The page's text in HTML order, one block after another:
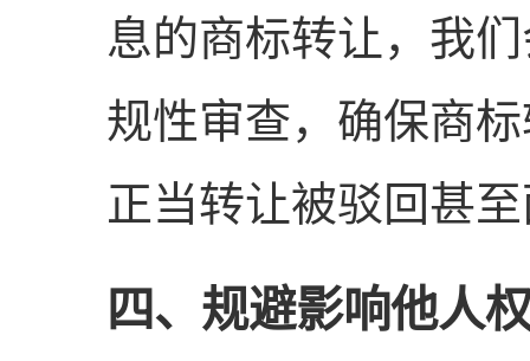
息的商标转让，我
规性审查，确保商
正当转让被驳回甚
四、规避影响他人